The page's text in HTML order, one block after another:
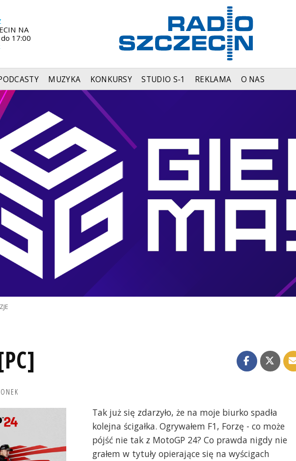
NA
do 17:00
MUZYKA KONKURSY STUDIO S-1 REKLAMA O NAS
Tak już się zdarzyło, że na moje biurko spadła
kolejna ścigałka. Ogrywałem F1, Forzę - co może
pójść nie tak z MotoGP 24? Co prawda nigdy nie
grałem w tytuły opierające się na wyścigach